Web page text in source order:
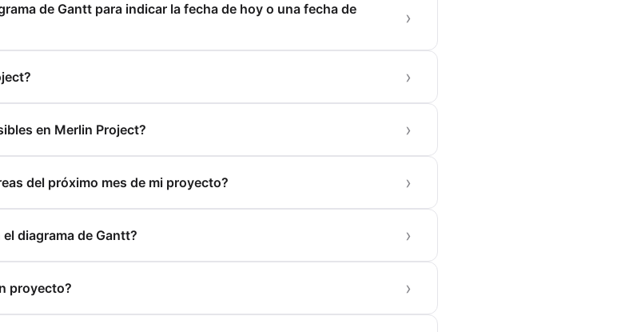
de Gantt para indicar la fecha de hoy o una fecha de
en Merlin Project?
del próximo mes de mi proyecto?
diagrama de Gantt?
proyecto?